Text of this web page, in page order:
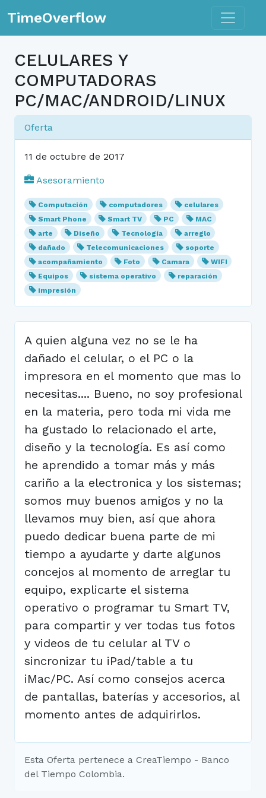
TimeOverflow Toggle
CELULARES Y
COMPUTADORAS
PC/MAC/ANDROID/LINUX
Oferta
11 de octubre de 2017
Asesoramiento
Computación computadores
celulares
Smart Phone
Smart TV PC
MAC
arte
Diseño Tecnología
arreglo
dañado
Telecomunicaciones
soporte
acompañamiento
Foto Camara
WIFI
Equipos
sistema operativo
reparación
impresión
A quien alguna vez no se le ha
dañado el celular, o el PC o la
impresora en el momento que mas lo
necesitas.... Bueno, no soy profesional
en la materia, pero toda mi vida me
ha gustado lo relacionado el arte,
diseño y la tecnología. Es así como
he aprendido a tomar más y más
cariño a la electronica y los sistemas;
somos muy buenos amigos y no la
llevamos muy bien, así que ahora
puedo dedicar buena parte de mi
tiempo a ayudarte y darte algunos
concejos al momento de arreglar tu
equipo, explicarte el sistema
operativo o programar tu Smart TV,
para compartir y ver todas tus fotos
y videos de tu celular al TV o
sincronizar tu iPad/table a tu
iMac/PC. Así como consejos acerca
de pantallas, baterías y accesorios, al
momento antes de adquirirlos.
Esta Oferta pertenece a CreaTiempo - Banco
del Tiempo Colombia.